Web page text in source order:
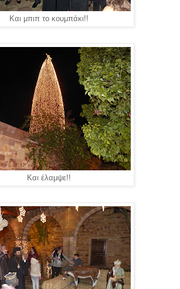
Και μπιπ το κουμπάκι!!
Και έλαμψε!!